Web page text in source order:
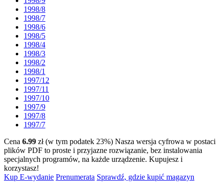
1998/8
1998/7
1998/6
1998/5
1998/4
1998/3
1998/2
1998/1
1997/12
1997/11
1997/10
1997/9
1997/8
1997/7
Cena 6.99 zł (w tym podatek 23%) Nasza wersja cyfrowa w postaci
plików PDF to proste i przyjazne rozwiązanie, bez instalowania
specjalnych programów, na każde urządzenie. Kupujesz i
korzystasz!
Kup E-wydanie Prenumerata Sprawdź, gdzie kupić magazyn